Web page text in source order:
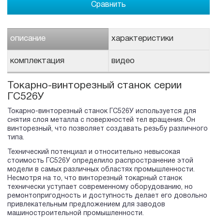
Сравнить
описание характеристики
комплектация видео
Токарно-винторезный станок серии
ГС526У
Токарно-винторезный станок ГС526У используется для
снятия слоя металла с поверхностей тел вращения. Он
винторезный, что позволяет создавать резьбу различного
типа.
Технический потенциал и относительно невысокая
стоимость ГС526У определило распространение этой
модели в самых различных областях промышленности.
Несмотря на то, что винторезный токарный станок
технически уступает современному оборудованию, но
ремонтопригодность и доступность делает его довольно
привлекательным предложением для заводов
машиностроительной промышленности.